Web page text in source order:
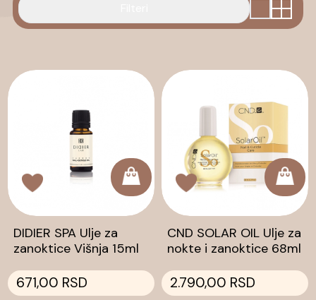
DIDIER SPA Ulje za
zanoktice Višnja 15ml
671,00 RSD
CND SOLAR OIL Ulje za
nokte i zanoktice 68ml
2.790,00 RSD